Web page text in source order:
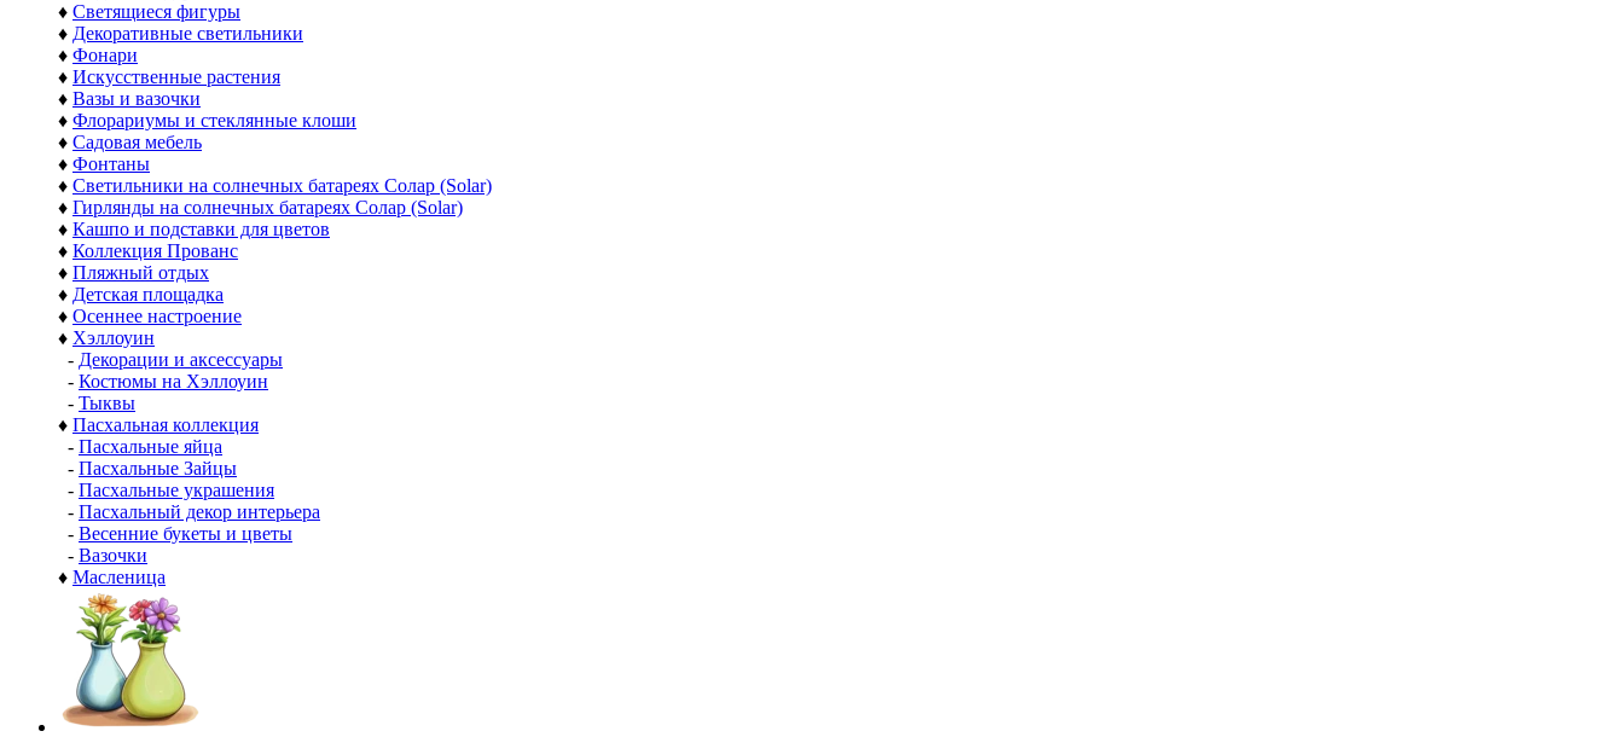
♦ Светящиеся фигуры
♦ Декоративные светильники
♦ Фонари
♦ Искусственные растения
♦ Вазы и вазочки
♦ Флорариумы и стеклянные клоши
♦ Садовая мебель
♦ Фонтаны
♦ Светильники на солнечных батареях Солар (Solar)
♦ Гирлянды на солнечных батареях Солар (Solar)
♦ Кашпо и подставки для цветов
♦ Коллекция Прованс
♦ Пляжный отдых
♦ Детская площадка
♦ Осеннее настроение
♦ Хэллоуин
- Декорации и аксессуары
- Костюмы на Хэллоуин
- Тыквы
♦ Пасхальная коллекция
- Пасхальные яйца
- Пасхальные Зайцы
- Пасхальные украшения
- Пасхальный декор интерьера
- Весенние букеты и цветы
- Вазочки
♦ Масленица